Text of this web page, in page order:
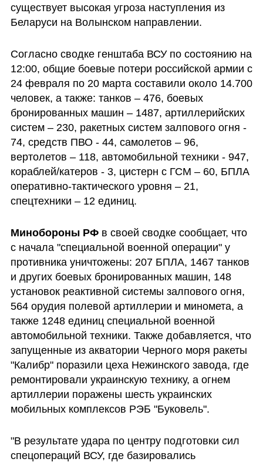
существует высокая угроза наступления из
Беларуси на Волынском направлении.
Согласно сводке генштаба ВСУ по состоянию на
12:00, общие боевые потери российской армии с
24 февраля по 20 марта составили около 14.700
человек, а также: танков ‒ 476, боевых
бронированных машин ‒ 1487, артиллерийских
систем – 230, ракетных систем залпового огня -
74, средств ПВО - 44, самолетов – 96,
вертолетов – 118, автомобильной техники - 947,
кораблей/катеров - 3, цистерн с ГСМ – 60, БПЛА
оперативно-тактического уровня – 21,
спецтехники – 12 единиц.
Минобороны РФ в своей сводке сообщает, что
с начала "специальной военной операции" у
противника уничтожены: 207 БПЛА, 1467 танков
и других боевых бронированных машин, 148
установок реактивной системы залпового огня,
564 орудия полевой артиллерии и миномета, а
также 1248 единиц специальной военной
автомобильной техники. Также добавляется, что
запущенные из акватории Черного моря ракеты
"Калибр" поразили цеха Нежинского завода, где
ремонтировали украинскую технику, а огнем
артиллерии поражены шесть украинских
мобильных комплексов РЭБ "Буковель".
"️В результате удара по центру подготовки сил
спецопераций ВСУ, где базировались